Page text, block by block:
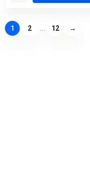
1 2 ... 12 →